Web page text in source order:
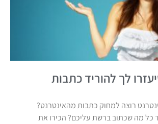
לך להוריד כתבות
רוצה למחוק כתבות מהאינטרנט?
כל מה שכתוב ברשת עליכם? הכירו את